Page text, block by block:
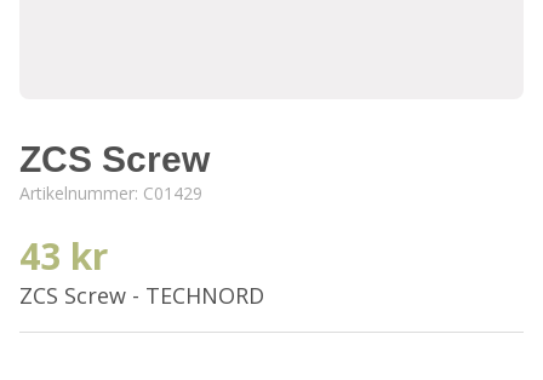
ZCS Screw
Artikelnummer: C01429
43 kr
ZCS Screw - TECHNORD